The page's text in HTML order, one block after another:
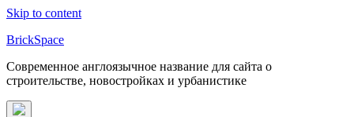
Skip to content
BrickSpace
Современное англоязычное название для сайта о
строительстве, новостройках и урбанистике